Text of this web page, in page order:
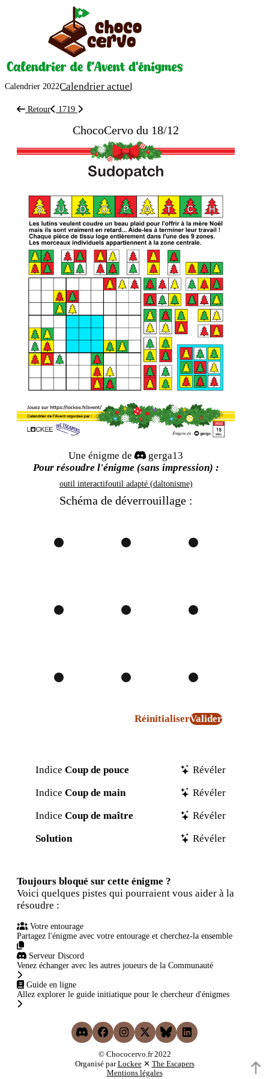
Calendrier 2022Calendrier actuel
Retour 1719
ChocoCervo du 18/12
Une énigme de
gerga13
Pour résoudre l'énigme (sans impression) :
outil interactifoutil adapté (daltonisme)
Schéma de déverrouillage :
RéinitialiserValider
Indice Coup de pouce
Révéler
Indice Coup de main
Révéler
Indice Coup de maître
Révéler
Solution
Révéler
Toujours bloqué sur cette énigme ?
Voici quelques pistes qui pourraient vous aider à la
résoudre :
Votre entourage
Partagez l'énigme avec votre entourage et cherchez-la ensemble
Serveur Discord
Venez échanger avec les autres joueurs de la Communauté
Guide en ligne
Allez explorer le guide initiatique pour le chercheur d'énigmes
© Chococervo.fr 2022
Organisé parLockee✕ The Escapers
Mentions légales